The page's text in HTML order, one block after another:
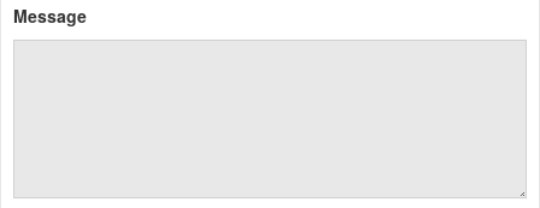
Message